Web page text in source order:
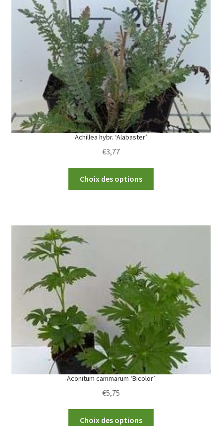
options
may
be
chosen
on
the
product
page
Achillea hybr. ‘Alabaster’
€3,77
Choix des options
be
chosen
on
the
product
page
Aconitum cammarum ‘Bicolor’
€5,75
Choix des options